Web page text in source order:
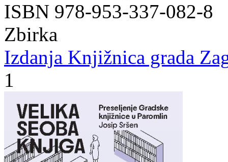
ISBN 978-953-337-082-8
Zbirka
Izdanja Knjižnica grada
1